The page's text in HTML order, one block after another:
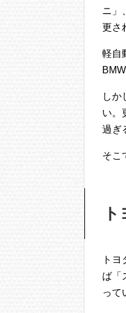
ニ」
更さ
軽自
しか
い。
過ぎ
そこ
ト
ば「
って